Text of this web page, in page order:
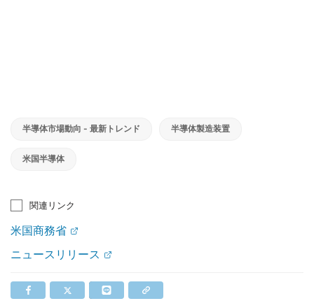
半導体市場動向 - 最新トレンド 半導体製造装置
米国半導体
関連リンク
米国商務省
ニュースリリース